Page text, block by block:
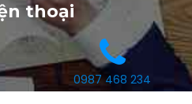
thoại
0987 468 234